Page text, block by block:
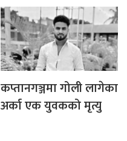
कप्तानगञ्जमा गोली लागेका
अर्का एक युवकको मृत्यु